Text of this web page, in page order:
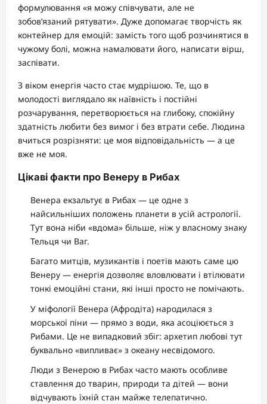
формулювання «я можу співчувати, але не
зобов’язаний рятувати». Дуже допомагає творчість як
контейнер для емоцій: замість того щоб розчинятися в
чужому болі, можна намалювати його, написати вірш,
заспівати.
З віком енергія часто стає мудрішою. Те, що в
молодості виглядало як наївність і постійні
розчарування, перетворюється на глибоку, спокійну
здатність любити без вимог і без втрати себе. Людина
вчиться розрізняти: це моя відповідальність — а це
вже не моя.
Цікаві факти про Венеру в Рибах
Венера екзальтує в Рибах — це одне з
найсильніших положень планети в усій астрології.
Тут вона ніби «вдома» більше, ніж у власному знаку
Тельця чи Ваг.
Багато митців, музикантів і поетів мають саме цю
Венеру — енергія дозволяє вловлювати і втілювати
тонкі емоційні стани, які інші просто не помічають.
У міфології Венера (Афродіта) народилася з
морської піни — прямо з води, яка асоціюється з
Рибами. Це не випадковий збіг: архетип любові тут
буквально «випливає» з океану несвідомого.
Люди з Венерою в Рибах часто мають особливе
ставлення до тварин, природи та дітей — вони
відчувають їхній стан майже телепатично.